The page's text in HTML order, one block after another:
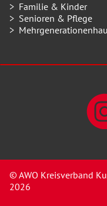
Familie & Kinder
Senioren & Pflege
© AWO Kreisverband
2026